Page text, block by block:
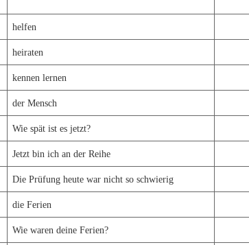
helfen
heiraten
kennen lernen
der Mensch
Wie spät ist es jetzt?
Jetzt bin ich an der Reihe
Die Prüfung heute war nicht so schwierig
die Ferien
Wie waren deine Ferien?